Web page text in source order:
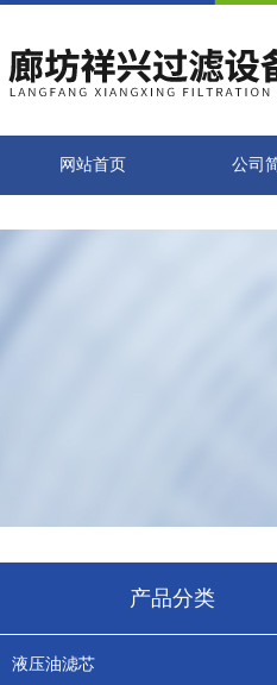
网站首页 公司
产品分类
液压油滤芯